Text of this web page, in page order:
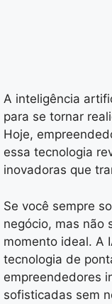
A inteligência
para se tornar
Hoje,
essa tecnologia
inovadoras que
Se você sempre
negócio, mas não
momento ideal. A
tecnologia de
empreendedores
sofisticadas sem